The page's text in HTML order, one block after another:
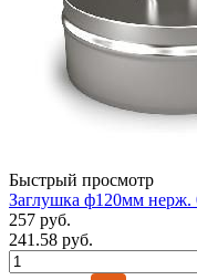
Быстрый просмотр
Заглушка ф120мм
257 руб.
241.58 руб.